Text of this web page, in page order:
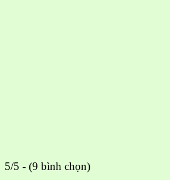
5/5 - (9 bình chọn)